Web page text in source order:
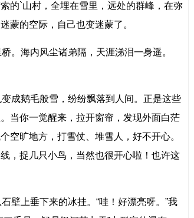
的`山村，全埋在雪里，远处的群峰，在弥
蒙的空际，自己也变迷蒙了。
海内风尘诸弟隔，天涯涕泪一身遥。
鹅毛般雪，纷纷飘落到人间。正是这些
当你一觉醒来，拉开窗帘，发现外面白茫
空旷地方，打雪仗、堆雪人，好不开心。
，捉几只小鸟，当然也很开心啦！也许这
上垂下来的冰挂。“哇！好漂亮呀。”我